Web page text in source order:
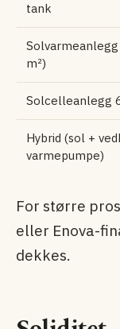
tank
m²)
Solcelle­anlegg
Hybrid (sol +
varmepumpe)
For større
eller Enova-
dekkes.